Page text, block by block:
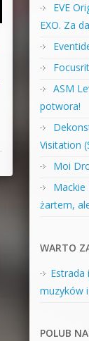
EVE
EXO. Za
ASM
potwora!
Visitation
Moi
Mackie
żartem,
WARTO
Estrada
muzyków
POLUB